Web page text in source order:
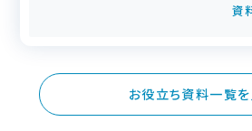
資
お役立ち資料一覧を